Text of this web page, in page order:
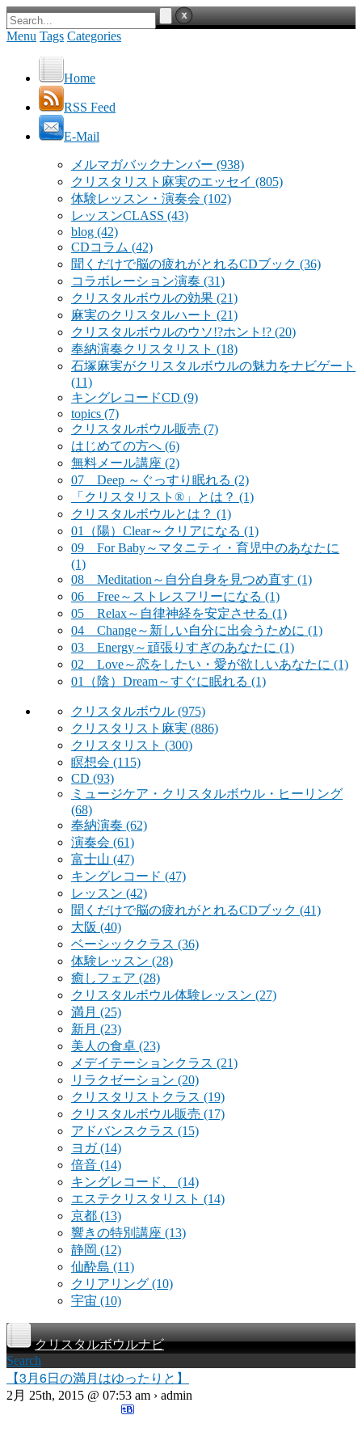
Menu Tags Categories
Home
RSS Feed
E-Mail
メルマガバックナンバー (938)
クリスタリスト麻実のエッセイ (805)
体験レッスン・演奏会 (102)
レッスンCLASS (43)
blog (42)
CDコラム (42)
聞くだけで脳の疲れがとれるCDブック (36)
コラボレーション演奏 (31)
クリスタルボウルの効果 (21)
麻実のクリスタルハート (21)
クリスタルボウルのウソ!?ホント!? (20)
奉納演奏クリスタリスト (18)
石塚麻実がクリスタルボウルの魅力をナビゲート
(11)
キングレコードCD (9)
topics (7)
クリスタルボウル販売 (7)
はじめての方へ (6)
無料メール講座 (2)
07 Deep ～ぐっすり眠れる (2)
「クリスタリスト®」とは？ (1)
クリスタルボウルとは？ (1)
01（陽）Clear～クリアになる (1)
09 For Baby～マタニティ・育児中のあなたに
(1)
08 Meditation～自分自身を見つめ直す (1)
06 Free～ストレスフリーになる (1)
05 Relax～自律神経を安定させる (1)
04 Change～新しい自分に出会うために (1)
03 Energy～頑張りすぎのあなたに (1)
02 Love～恋をしたい・愛が欲しいあなたに (1)
01（陰）Dream～すぐに眠れる (1)
クリスタルボウル (975)
クリスタリスト麻実 (886)
クリスタリスト (300)
瞑想会 (115)
CD (93)
ミュージケア・クリスタルボウル・ヒーリング
(68)
奉納演奏 (62)
演奏会 (61)
富士山 (47)
キングレコード (47)
レッスン (42)
聞くだけで脳の疲れがとれるCDブック (41)
大阪 (40)
ベーシッククラス (36)
体験レッスン (28)
癒しフェア (28)
クリスタルボウル体験レッスン (27)
満月 (25)
新月 (23)
美人の食卓 (23)
メデイテーションクラス (21)
リラクゼーション (20)
クリスタリストクラス (19)
クリスタルボウル販売 (17)
アドバンスクラス (15)
ヨガ(14)
倍音 (14)
キングレコード、 (14)
エステクリスタリスト (14)
京都 (13)
響きの特別講座 (13)
静岡 (12)
仙酔島 (11)
クリアリング (10)
宇宙 (10)
クリスタルボウルナビ
Search
【3月6日の満月はゆったりと】
2月 25th, 2015 @ 07:53 am › admin